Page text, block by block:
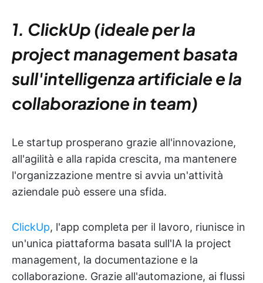
1. ClickUp (ideale per la
project management basata
sull'intelligenza artificiale e la
collaborazione in team)
Le startup prosperano grazie all'innovazione,
all'agilità e alla rapida crescita, ma mantenere
l'organizzazione mentre si avvia un'attività
aziendale può essere una sfida.
ClickUp, l'app completa per il lavoro, riunisce in
un'unica piattaforma basata sull'IA la project
management, la documentazione e la
collaborazione. Grazie all'automazione, ai flussi